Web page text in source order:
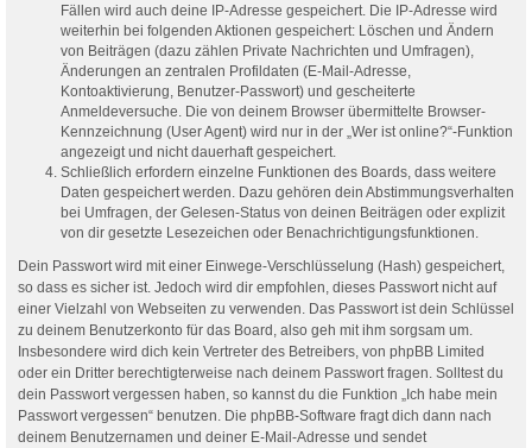
Fällen wird auch deine IP-Adresse gespeichert. Die IP-Adresse wird
weiterhin bei folgenden Aktionen gespeichert: Löschen und Ändern
von Beiträgen (dazu zählen Private Nachrichten und Umfragen),
Änderungen an zentralen Profildaten (E-Mail-Adresse,
Kontoaktivierung, Benutzer-Passwort) und gescheiterte
Anmeldeversuche. Die von deinem Browser übermittelte Browser-
Kennzeichnung (User Agent) wird nur in der „Wer ist online?“-Funktion
angezeigt und nicht dauerhaft gespeichert.
Schließlich erfordern einzelne Funktionen des Boards, dass weitere
Daten gespeichert werden. Dazu gehören dein Abstimmungsverhalten
bei Umfragen, der Gelesen-Status von deinen Beiträgen oder explizit
von dir gesetzte Lesezeichen oder Benachrichtigungsfunktionen.
Dein Passwort wird mit einer Einwege-Verschlüsselung (Hash) gespeichert,
so dass es sicher ist. Jedoch wird dir empfohlen, dieses Passwort nicht auf
einer Vielzahl von Webseiten zu verwenden. Das Passwort ist dein Schlüssel
zu deinem Benutzerkonto für das Board, also geh mit ihm sorgsam um.
Insbesondere wird dich kein Vertreter des Betreibers, von phpBB Limited
oder ein Dritter berechtigterweise nach deinem Passwort fragen. Solltest du
dein Passwort vergessen haben, so kannst du die Funktion „Ich habe mein
Passwort vergessen“ benutzen. Die phpBB-Software fragt dich dann nach
deinem Benutzernamen und deiner E-Mail-Adresse und sendet